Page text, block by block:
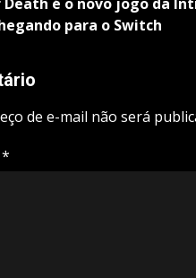
para o Switch
de e-mail não será
*